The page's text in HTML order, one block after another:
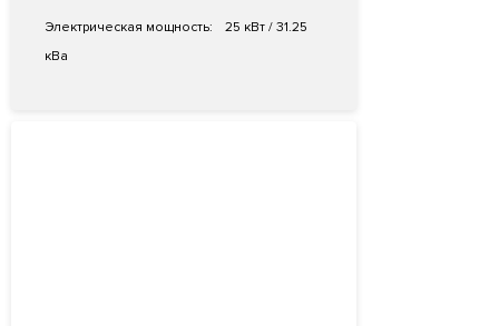
Электрическая мощность:
25 кВт / 31.25
кВа